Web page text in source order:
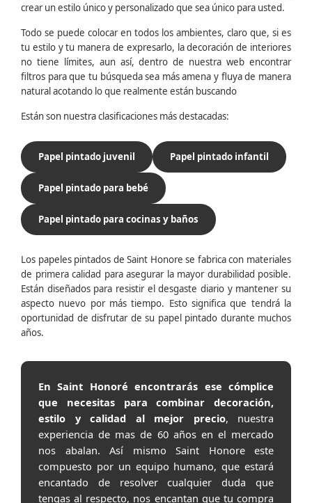
crear un estilo único y personalizado que sea único para usted.
Todo se puede colocar en todos los ambientes, claro que, si es
tu estilo y tu manera de expresarlo, la decoración de interiores
no tiene límites, aun así, dentro de nuestra web encontrar
filtros para que tu búsqueda sea más amena y fluya de manera
natural acotando lo que realmente están buscando
Están son nuestra clasificaciones más destacadas:
Papel pintado juvenil Papel pintado infantil
Papel pintado para bebé
Papel pintado para cocinas y baños
Los papeles pintados de Saint Honore se fabrica con materiales
de primera calidad para asegurar la mayor durabilidad posible.
Están diseñados para resistir el desgaste diario y mantener su
aspecto nuevo por más tiempo. Esto significa que tendrá la
oportunidad de disfrutar de su papel pintado durante muchos
años.
En Saint Honoré encontrarás ese cómplice
que necesitas para combinar decoración,
estilo y calidad al mejor precio, nuestra
experiencia de mas de 60 años en el mercado
nos abalan. Así mismo Saint Honore este
compuesto por un equipo humano, que estará
encantado de resolver cualquier duda que
tengas al respecto, nos encantan que tu compra